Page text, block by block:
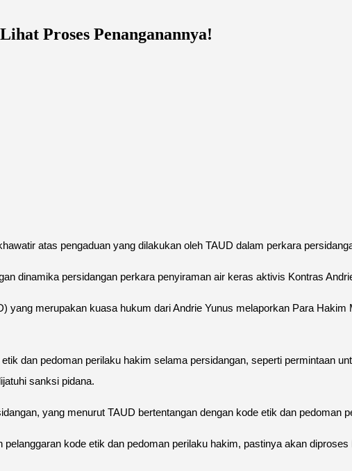
Proses Penanganannya!
atas pengaduan yang dilakukan oleh TAUD dalam perkara
dinamika persidangan perkara penyiraman air keras aktivis Kontras
yang merupakan kuasa hukum dari Andrie Yunus melaporkan Para
dan pedoman perilaku hakim selama persidangan, seperti permintaan
sanksi pidana.
yang menurut TAUD bertentangan dengan kode etik dan pedoman
kode etik dan pedoman perilaku hakim, pastinya akan